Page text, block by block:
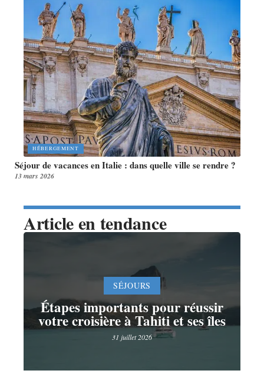
HÉBERGEMENT
Séjour de vacances en Italie : dans quelle ville se rendre ?
13 mars 2026
Article en tendance
SÉJOURS
Étapes importants pour réussir
votre croisière à Tahiti et ses îles
31 juillet 2026